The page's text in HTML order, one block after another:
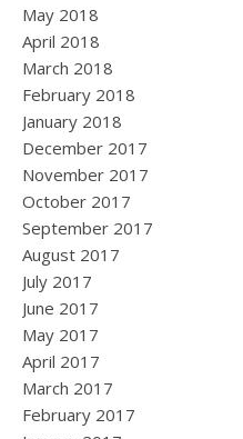
May 2018
April 2018
March 2018
February 2018
January 2018
December 2017
November 2017
October 2017
September 2017
August 2017
July 2017
June 2017
May 2017
April 2017
March 2017
February 2017